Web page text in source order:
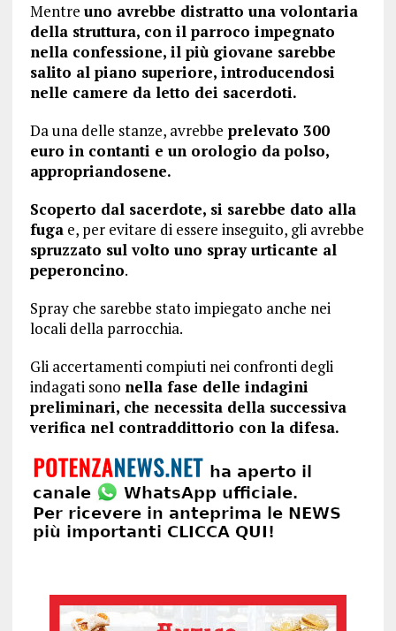
Mentre uno avrebbe distratto una volontaria
della struttura, con il parroco impegnato
nella confessione, il più giovane sarebbe
salito al piano superiore, introducendosi
nelle camere da letto dei sacerdoti.
Da una delle stanze, avrebbe prelevato 300
euro in contanti e un orologio da polso,
appropriandosene.
Scoperto dal sacerdote, si sarebbe dato alla
fugae, per evitare di essere inseguito, gli avrebbe
spruzzato sul volto uno spray urticante al
peperoncino.
Spray che sarebbe stato impiegato anche nei
locali della parrocchia.
Gli accertamenti compiuti nei confronti degli
indagati sono nella fase delle indagini
preliminari, che necessita della successiva
verifica nel contraddittorio con la difesa.